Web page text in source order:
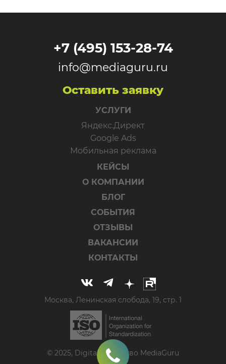
+7 (495) 153-28-74
info@mediaguru.ru
Оставить заявку
УСЛУГИ
Яндекс.Директ
Google Ads
Мобильная реклама
КЕЙСЫ
О КОМПАНИИ
БЛОГ
СОБЫТИЯ
ОТЗЫВЫ
ВАКАНСИИ
КОНТАКТЫ
Москва, Ленинская слобода, 19, стр. 1
© 2025, Digital-агентство MediaGuru